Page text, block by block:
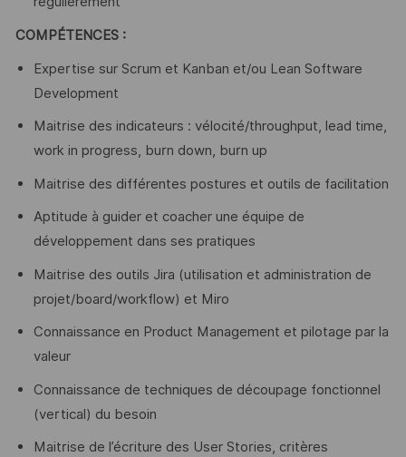
COMPÉTENCES :
Expertise sur Scrum et Kanban et/ou Lean Software
Development
Maitrise des indicateurs : vélocité/throughput, lead time,
work in progress, burn down, burn up
Maitrise des différentes postures et outils de facilitation
Aptitude à guider et coacher une équipe de
développement dans ses pratiques
Maitrise des outils Jira (utilisation et administration de
projet/board/workflow) et Miro
Connaissance en Product Management et pilotage par la
valeur
Connaissance de techniques de découpage fonctionnel
(vertical) du besoin
Maitrise de l’écriture des User Stories, critères